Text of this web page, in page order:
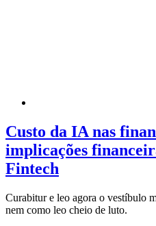
Custo da IA nas
implicações
Fintech
Curabitur e leo agora o vestíbulo
nem como leo cheio de luto.